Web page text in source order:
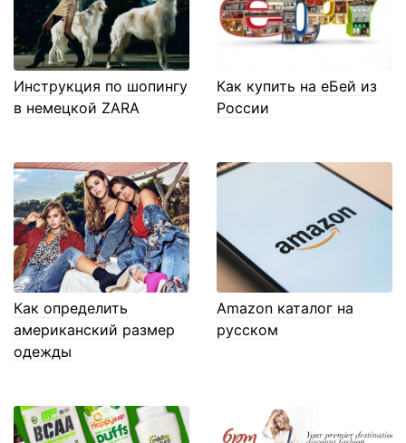
Инструкция по шопингу
в немецкой ZARA
Как купить на еБей из
России
Как определить
американский размер
одежды
Amazon каталог на
русском